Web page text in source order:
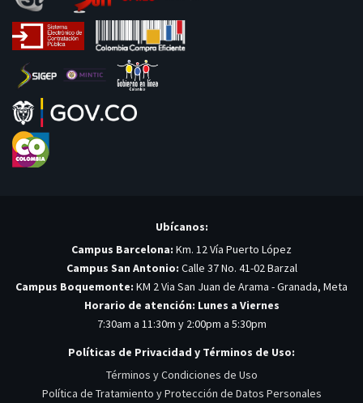
Ubícanos:
Campus Barcelona: Km. 12 Vía Puerto López
Campus San Antonio: Calle 37 No. 41-02 Barzal
Campus Boquemonte: KM 2 Via San Juan de Arama - Granada, Meta
Horario de atención: Lunes a Viernes
7:30am a 11:30m y 2:00pm a 5:30pm
Políticas de Privacidad y Términos de Uso:
Términos y Condiciones de Uso
Política de Tratamiento y Protección de Datos Personales